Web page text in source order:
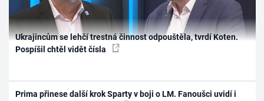
Ukrajincům se lehčí trestná činnost odpouštěla, tvrdí Koten.
Pospíšil chtěl vidět čísla
Prima přinese další krok Sparty v boji o LM. Fanoušci uvidí i